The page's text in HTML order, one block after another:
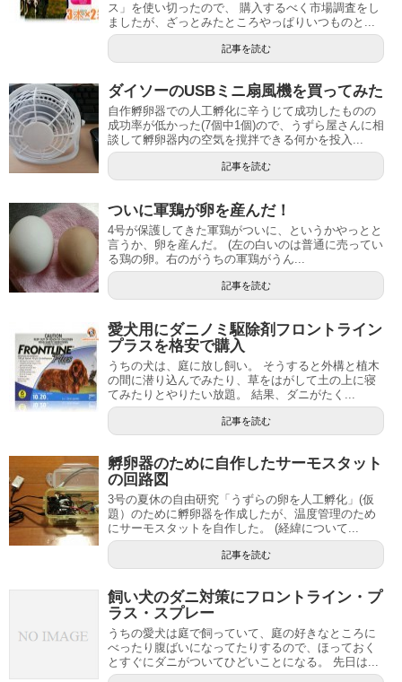
ス」を使い切ったので、 購入するべく市場調査をし
ましたが、ざっとみたところやっぱりいつものと...
記事を読む
ダイソーのUSBミニ扇風機を買ってみた
自作孵卵器での人工孵化に辛うじて成功したものの
成功率が低かった(7個中1個)ので、うずら屋さんに相
談して孵卵器内の空気を撹拌できる何かを投入...
記事を読む
ついに軍鶏が卵を産んだ！
4号が保護してきた軍鶏がついに、というかやっとと
言うか、卵を産んだ。 (左の白いのは普通に売ってい
る鶏の卵。右のがうちの軍鶏がうん...
記事を読む
愛犬用にダニノミ駆除剤フロントライン
プラスを格安で購入
うちの犬は、庭に放し飼い。 そうすると外構と植木
の間に潜り込んでみたり、草をはがして土の上に寝
てみたりとやりたい放題。 結果、ダニがたく...
記事を読む
孵卵器のために自作したサーモスタット
の回路図
3号の夏休の自由研究「うずらの卵を人工孵化」(仮
題）のために孵卵器を作成したが、温度管理のため
にサーモスタットを自作した。 (経緯について...
記事を読む
飼い犬のダニ対策にフロントライン・プ
ラス・スプレー
うちの愛犬は庭で飼っていて、庭の好きなところに
べったり腹ばいになってたりするので、ほっておく
とすぐにダニがついてひどいことになる。 先日は...